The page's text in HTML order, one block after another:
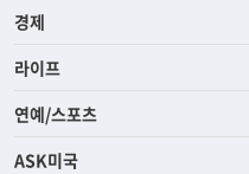
경제
라이프
연예/스포츠
ASK미국